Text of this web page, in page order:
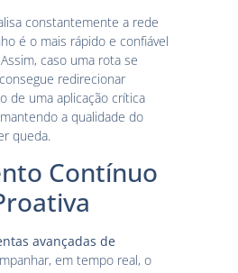
constantemente a rede
é o mais rápido e confiável
caso uma rota se
redirecionar
de uma aplicação crítica
a qualidade do
queda.
Contínuo
avançadas de
em tempo real, o